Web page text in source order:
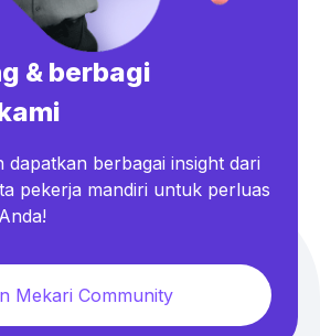
& berbagi
dapatkan berbagai insight dari
pekerja mandiri untuk perluas
Mekari Community